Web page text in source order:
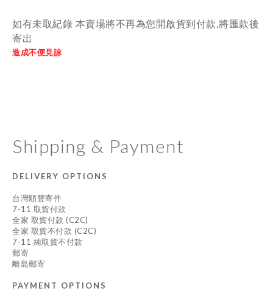
如有未取紀錄 本賣場將不再為您開啟貨到付款,將匯款後
寄出
造成不便見諒
Shipping & Payment
DELIVERY OPTIONS
台灣順豐寄件
7-11 取貨付款
全家 取貨付款 (C2C)
全家 取貨不付款 (C2C)
7-11 純取貨不付款
郵寄
離島郵寄
PAYMENT OPTIONS